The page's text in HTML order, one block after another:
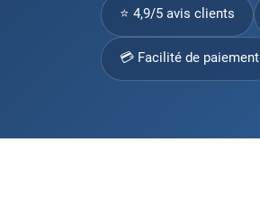
⭐ 4,9/5 avis clients
💳 Facilité de paiement